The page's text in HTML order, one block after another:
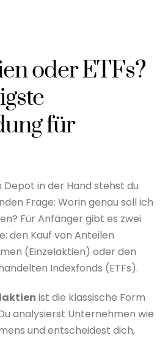
oder ETFs?
für
in der Hand stehst du
Frage: Worin genau soll ich
Für Anfänger gibt es zwei
den Kauf von Anteilen
(Einzelaktien) oder den
Indexfonds (ETFs).
ist die klassische Form
analysierst Unternehmen wie
und entscheidest dich,